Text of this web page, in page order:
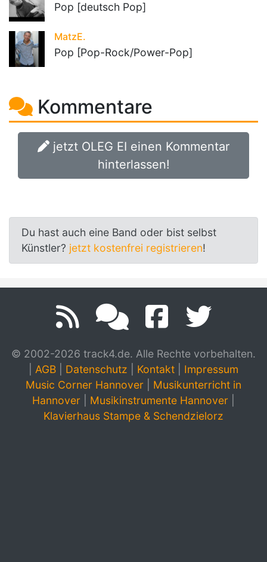
Pop [deutsch Pop]
MatzE.
Pop [Pop-Rock/Power-Pop]
Kommentare
jetzt OLEG EI einen Kommentar
hinterlassen!
Du hast auch eine Band oder bist selbst
Künstler? jetzt kostenfrei registrieren!
© 2002-2026 track4.de. Alle Rechte vorbehalten.
AGB Datenschutz Kontakt
Impressum
Music Corner Hannover
Musikunterricht in
Hannover
Musikinstrumente Hannover
Klavierhaus Stampe & Schendzielorz